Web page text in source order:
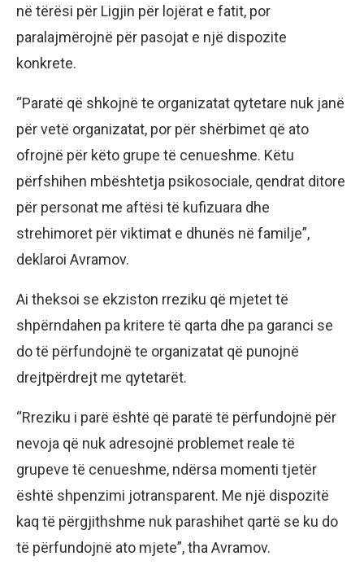
në tërësi për Ligjin për lojërat e fatit, por
paralajmërojnë për pasojat e një dispozite
konkrete.
“Paratë që shkojnë te organizatat qytetare nuk janë
për vetë organizatat, por për shërbimet që ato
ofrojnë për këto grupe të cenueshme. Këtu
përfshihen mbështetja psikosociale, qendrat ditore
për personat me aftësi të kufizuara dhe
strehimoret për viktimat e dhunës në familje”,
deklaroi Avramov.
Ai theksoi se ekziston rreziku që mjetet të
shpërndahen pa kritere të qarta dhe pa garanci se
do të përfundojnë te organizatat që punojnë
drejtpërdrejt me qytetarët.
“Rreziku i parë është që paratë të përfundojnë për
nevoja që nuk adresojnë problemet reale të
grupeve të cenueshme, ndërsa momenti tjetër
është shpenzimi jotransparent. Me një dispozitë
kaq të përgjithshme nuk parashihet qartë se ku do
të përfundojnë ato mjete”, tha Avramov.